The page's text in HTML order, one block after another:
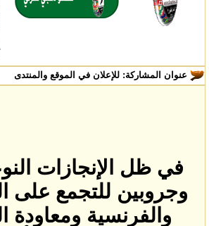
عنوان المشاركة: للإعلان في الموقع والمنتدى
في ظل الإنجازات
وجروبين للتجمع على
والفرنسية ومعاودة